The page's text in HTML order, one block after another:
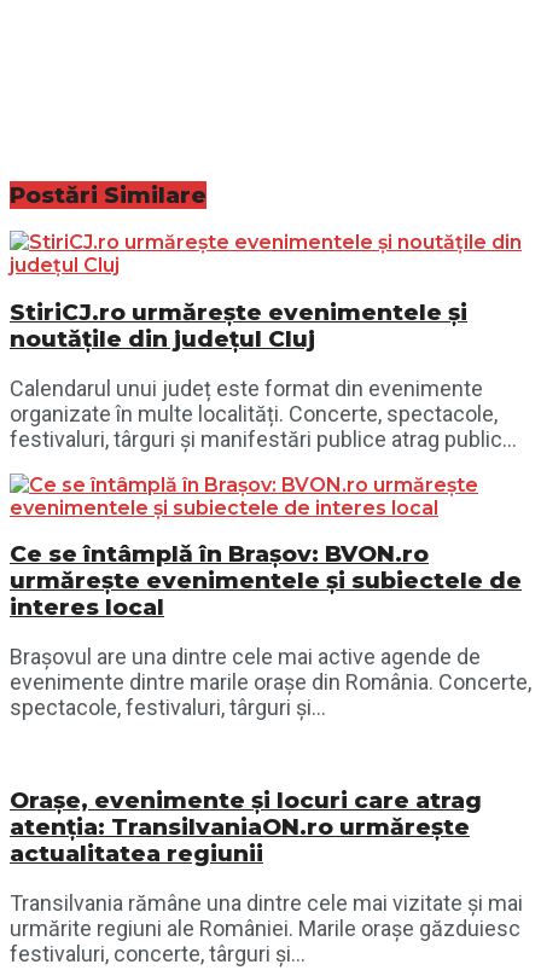
Postări Similare
StiriCJ.ro urmărește evenimentele și
noutățile din județul Cluj
Calendarul unui județ este format din evenimente
organizate în multe localități. Concerte, spectacole,
festivaluri, târguri și manifestări publice atrag public...
Ce se întâmplă în Brașov: BVON.ro
urmărește evenimentele și subiectele de
interes local
Brașovul are una dintre cele mai active agende de
evenimente dintre marile orașe din România. Concerte,
spectacole, festivaluri, târguri și...
Orașe, evenimente și locuri care atrag
atenția: TransilvaniaON.ro urmărește
actualitatea regiunii
Transilvania rămâne una dintre cele mai vizitate și mai
urmărite regiuni ale României. Marile orașe găzduiesc
festivaluri, concerte, târguri și...